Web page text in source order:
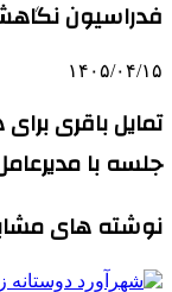
فدراسیون
۱۴۰۵/۰۴/۱۵
تمایل باقری برای
جلسه با
نوشته های